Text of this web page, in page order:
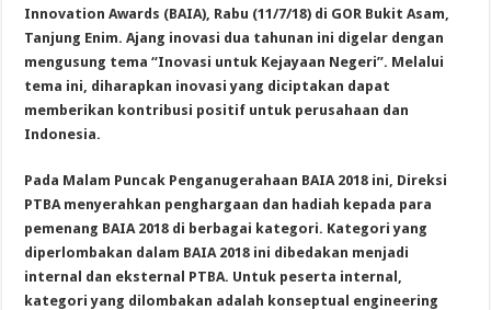
Innovation Awards (BAIA), Rabu (11/7/18) di GOR Bukit Asam,
Tanjung Enim. Ajang inovasi dua tahunan ini digelar dengan
mengusung tema “Inovasi untuk Kejayaan Negeri”. Melalui
tema ini, diharapkan inovasi yang diciptakan dapat
memberikan kontribusi positif untuk perusahaan dan
Indonesia.
Pada Malam Puncak Penganugerahaan BAIA 2018 ini, Direksi
PTBA menyerahkan penghargaan dan hadiah kepada para
pemenang BAIA 2018 di berbagai kategori. Kategori yang
diperlombakan dalam BAIA 2018 ini dibedakan menjadi
internal dan eksternal PTBA. Untuk peserta internal,
kategori yang dilombakan adalah konseptual engineering